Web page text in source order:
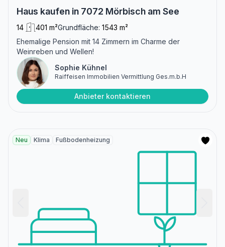
Haus kaufen in 7072 Mörbisch am See
14 401 m²Grundfläche: 1543 m²
Ehemalige Pension mit 14 Zimmern im Charme der
Weinreben und Wellen!
Sophie Kühnel
Raiffeisen Immobilien Vermittlung Ges.m.b.H
Anbieter kontaktieren
Neu Klima Fußbodenheizung